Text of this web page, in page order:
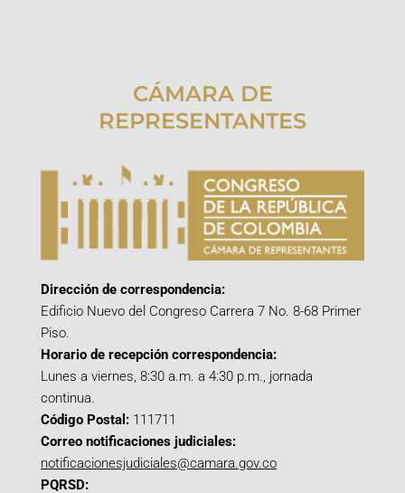
CÁMARA DE
REPRESENTANTES
Dirección de correspondencia:
Edificio Nuevo del Congreso Carrera 7 No. 8-68 Primer
Piso.
Horario de recepción correspondencia:
Lunes a viernes, 8:30 a.m. a 4:30 p.m., jornada
continua.
Código Postal: 111711
Correo notificaciones judiciales:
notificacionesjudiciales@camara.gov.co
PQRSD: